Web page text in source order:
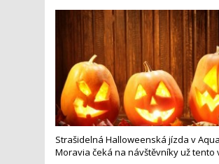
Strašidelná Halloweenská jízda v
Moravia čeká na návštěvníky už tento